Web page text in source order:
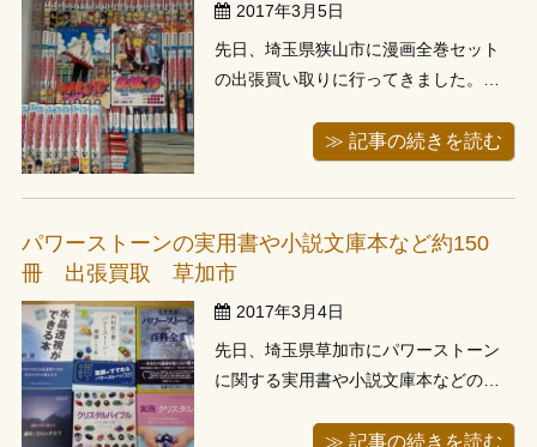
2017年3月5日
先日、埼玉県狭山市に漫画全巻セット
の出張買い取りに行ってきました。お
いさせて頂いたお客様でした。お電話
か？というお問い合わせを頂いたお客
様でした。数量をお聞きすると５００
冊～６００冊位とのことで、狭山市ま
で１時間...
≫ 記事の続きを読む
パワーストーンの実用書や小説文庫本など約150
冊 出張買取 草加市
2017年3月4日
先日、埼玉県草加市にパワーストーン
に関する実用書や小説文庫本などの出
でお問い合わせ頂き、翌日に伺わせて
≫ 記事の続きを読む